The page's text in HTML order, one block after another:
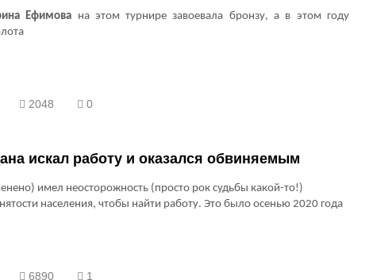
Ефимова на этом турнире завоевала бронзу, а в этом году
2048 0
искал работу и оказался обвиняемым
имел неосторожность (просто рок судьбы какой-то!)
населения, чтобы найти работу. Это было осенью 2020 года
6890 1